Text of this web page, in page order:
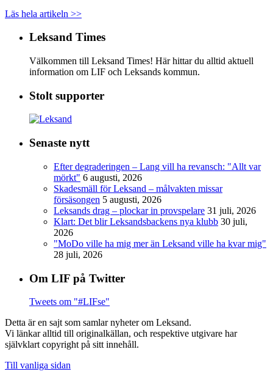
Läs hela artikeln >>
Leksand Times
Välkommen till Leksand Times! Här hittar du alltid aktuell
information om LIF och Leksands kommun.
Stolt supporter
Senaste nytt
Efter degraderingen – Lang vill ha revansch: "Allt var
mörkt" 6 augusti, 2026
Skadesmäll för Leksand – målvakten missar
försäsongen 5 augusti, 2026
Leksands drag – plockar in provspelare 31 juli, 2026
Klart: Det blir Leksandsbackens nya klubb 30 juli,
2026
"MoDo ville ha mig mer än Leksand ville ha kvar mig"
28 juli, 2026
Om LIF på Twitter
Tweets om "#LIFse"
Detta är en sajt som samlar nyheter om Leksand.
Vi länkar alltid till originalkällan, och respektive utgivare har
självklart copyright på sitt innehåll.
Till vanliga sidan